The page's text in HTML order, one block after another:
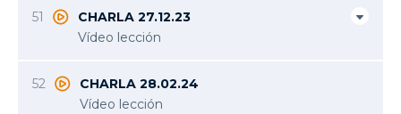
51
CHARLA 27.12.23
Vídeo lección
52
CHARLA 28.02.24
Vídeo lección